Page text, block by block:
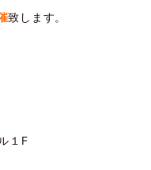
致します。
１F